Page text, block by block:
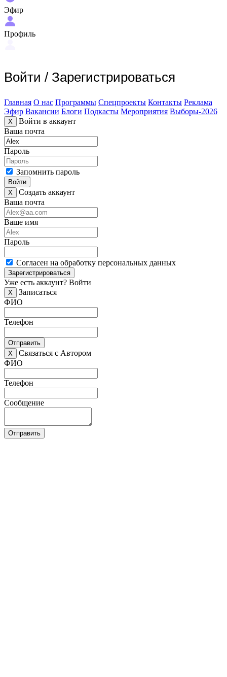
Эфир
Профиль
Войти / Зарегистрироваться
Главная О нас Программы Спецпроекты Контакты Реклама
Эфир Вакансии Блоги Подкасты Мероприятия Выборы-2026
X
Войти в аккаунт
Ваша почта
Пароль
Запомнить пароль
Войти
X
Создать аккаунт
Ваша почта
Ваше имя
Пароль
Согласен на обработку персональных данных
Зарегистрироваться
Уже есть аккаунт? Войти
X
Записаться
ФИО
Телефон
Отправить
X
Связаться с Автором
ФИО
Телефон
Сообщение
Отправить